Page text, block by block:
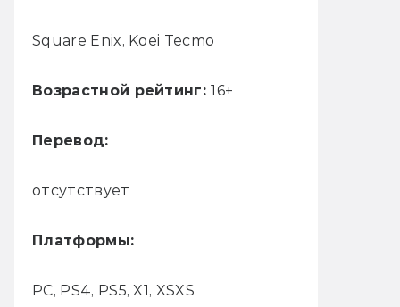
Square Enix, Koei Tecmo
Возрастной рейтинг:16+
Перевод:
отсутствует
Платформы:
PC, PS4, PS5, X1, XSXS